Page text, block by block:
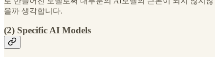
을까 생각합니다.
(2) Specific AI Models